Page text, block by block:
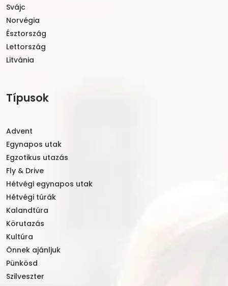
Svájc
Norvégia
Észtország
Lettország
Litvánia
Típusok
Advent
Egynapos utak
Egzotikus utazás
Fly & Drive
Hétvégi egynapos utak
Hétvégi túrák
Kalandtúra
Körutazás
Kultúra
Önnek ajánljuk
Pünkösd
Szilveszter